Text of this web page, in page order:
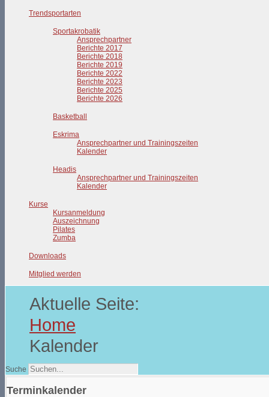
Trendsportarten
Sportakrobatik
Ansprechpartner
Berichte 2017
Berichte 2018
Berichte 2019
Berichte 2022
Berichte 2023
Berichte 2025
Berichte 2026
Basketball
Eskrima
Ansprechpartner und Trainingszeiten
Kalender
Headis
Ansprechpartner und Trainingszeiten
Kalender
Kurse
Kursanmeldung
Auszeichnung
Pilates
Zumba
Downloads
Mitglied werden
Aktuelle Seite:
Home
Kalender
Suche
Terminkalender